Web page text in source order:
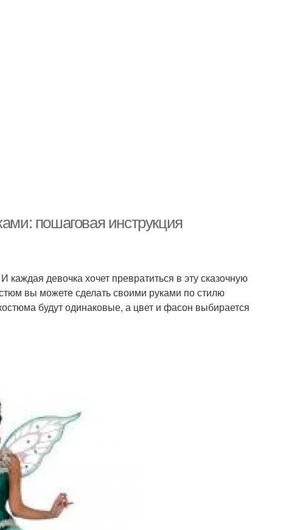
пошаговая инструкция
девочка хочет превратиться в эту сказочную
вы можете сделать своими руками по стилю
будут одинаковые, а цвет и фасон выбирается